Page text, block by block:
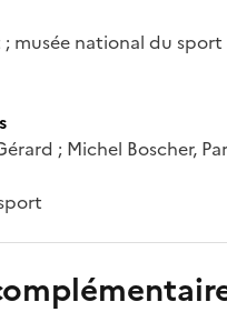
musée national du sport
; Michel Boscher,